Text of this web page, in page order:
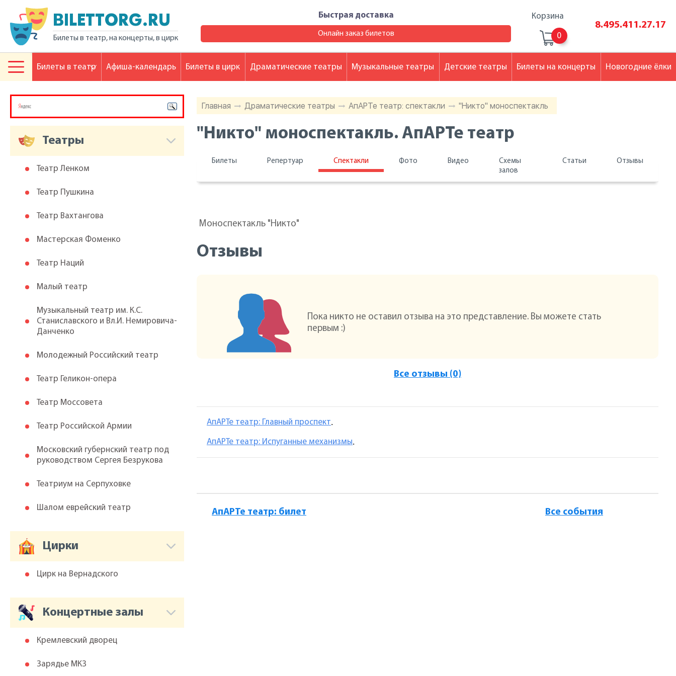
BILETTORG.RU
Билеты в театр, на концерты, в цирк
Быстрая доставка
Онлайн заказ билетов
Корзина
0
8.495.411.27.17
Главная Драматические театры АпАРТе театр: спектакли "Никто" моноспектакль
"Никто" моноспектакль. АпАРТе театр
Билеты Репертуар Спектакли Фото Видео
Схемы
залов
Статьи Отзывы
Моноспектакль "Никто"
Отзывы
Пока никто не оставил отзыва на это представление. Вы можете стать
первым :)
Все отзывы (0)
АпАРТе театр: Главный проспект.
АпАРТе театр: Испуганные механизмы.
АпАРТе театр: билет Все события
Театры
Театр Ленком
Театр Пушкина
Театр Вахтангова
Мастерская Фоменко
Театр Наций
Малый театр
Музыкальный театр им. К.С.
Станиславского и Вл.И. Немировича-
Данченко
Молодежный Российский театр
Театр Геликон-опера
Театр Моссовета
Театр Российской Армии
Московский губернский театр под
руководством Сергея Безрукова
Театриум на Серпуховке
Шалом еврейский театр
Цирки
Цирк на Вернадского
Концертные залы
Кремлевский дворец
Зарядье МКЗ
Билеты в театр Афиша-календарь Билеты в цирк Драматические театры Музыкальные театры Детские театры Билеты на концерты Новогодние ёлки